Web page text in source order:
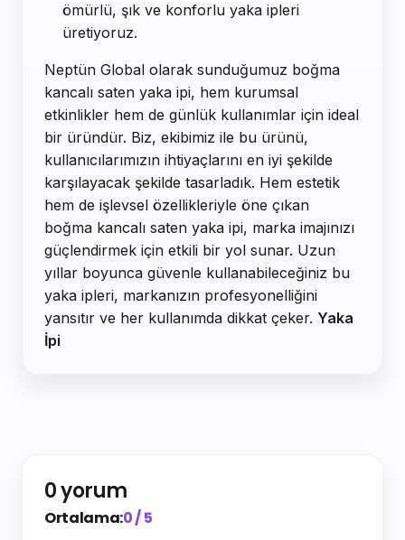
ömürlü, şık ve konforlu yaka ipleri
üretiyoruz.
Neptün Global olarak sunduğumuz boğma
kancalı saten yaka ipi, hem kurumsal
etkinlikler hem de günlük kullanımlar için ideal
bir üründür. Biz, ekibimiz ile bu ürünü,
kullanıcılarımızın ihtiyaçlarını en iyi şekilde
karşılayacak şekilde tasarladık. Hem estetik
hem de işlevsel özellikleriyle öne çıkan
boğma kancalı saten yaka ipi, marka imajınızı
güçlendirmek için etkili bir yol sunar. Uzun
yıllar boyunca güvenle kullanabileceğiniz bu
yaka ipleri, markanızın profesyonelliğini
yansıtır ve her kullanımda dikkat çeker. Yaka
İpi
0 yorum
Ortalama:0 / 5